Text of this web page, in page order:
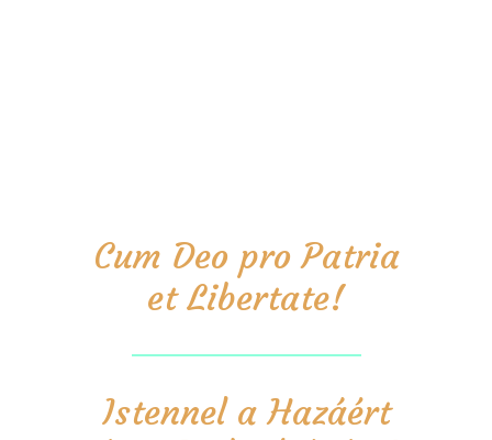
Cum Deo pro Patria
et Libertate!
Istennel a Hazáért